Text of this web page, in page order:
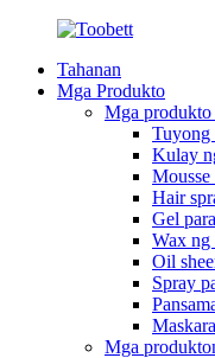
Tahanan
Mga Produkto
Mga
Tuyong
Kulay
Hair
Gel
Wax ng
Oil
Spray
Mga